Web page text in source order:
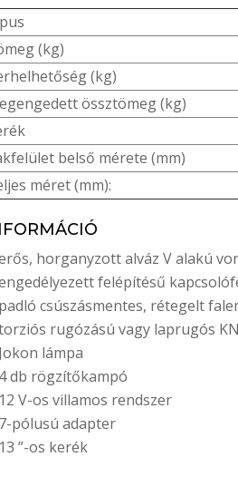
(kg)
(kg)
össztömeg (kg)
belső mérete (mm)
méret (mm):
horganyzott alváz V alakú
felépítésű
padló csúszásmentes, rétegelt
rugózású vagy laprugós
Jokon lámpa
4 db rögzítőkampó
12 V-os villamos rendszer
7-pólusú adapter
13 ”-os kerék